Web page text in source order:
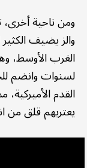
ومن ناحية أخرى،
والز يضيف
الغرب الأوسط،
لسنوات وانضم
القدم
يعتريهم قلق من